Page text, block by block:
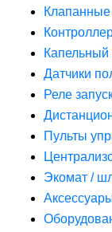
Капельный
Датчики
Реле
Пульты
Экомат /